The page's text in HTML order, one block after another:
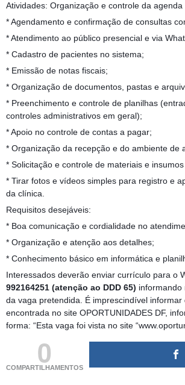
Atividades: Organização e controle da
* Agendamento e confirmação de consultas
* Atendimento ao público presencial e via
* Cadastro de pacientes no sistema;
* Emissão de notas fiscais;
* Organização de documentos, pastas e
* Preenchimento e controle de planilhas
controles administrativos em geral);
* Apoio no controle de contas a pagar;
* Organização da recepção e do ambiente de
* Solicitação e controle de materiais e
* Tirar fotos e vídeos simples para registro e
da clínica.
Requisitos desejáveis:
* Boa comunicação e cordialidade no
* Organização e atenção aos detalhes;
* Conhecimento básico em informática e
Interessados deverão enviar currículo para o
992164251 (atenção ao DDD 65) informando
da vaga pretendida. É imprescindível informar
encontrada no site OPORTUNIDADES DF,
forma: “Esta vaga foi vista no site
0
COMPARTILHAMENTOS